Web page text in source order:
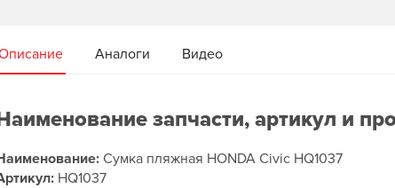
Аналоги Видео
запчасти, артикул и
Сумка пляжная HONDA Civic HQ1037
HQ1037